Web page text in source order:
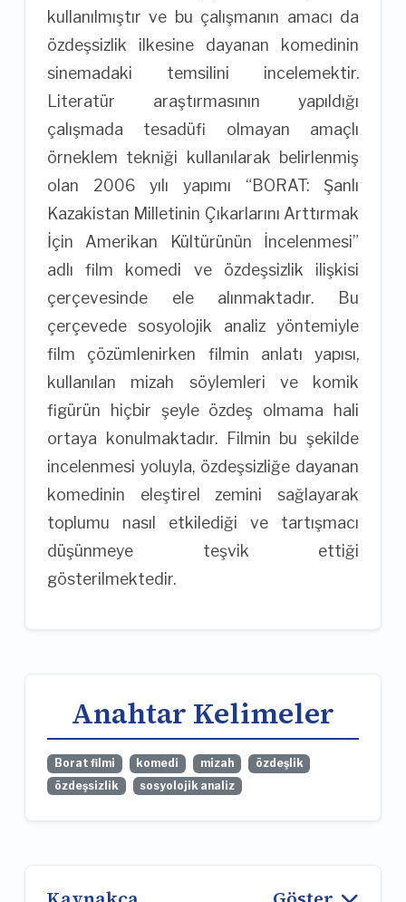
kullanılmıştır ve bu çalışmanın amacı da
özdeşsizlik ilkesine dayanan komedinin
sinemadaki temsilini incelemektir.
Literatür araştırmasının yapıldığı
çalışmada tesadüfi olmayan amaçlı
örneklem tekniği kullanılarak belirlenmiş
olan 2006 yılı yapımı “BORAT: Şanlı
Kazakistan Milletinin Çıkarlarını Arttırmak
İçin Amerikan Kültürünün İncelenmesi”
adlı film komedi ve özdeşsizlik ilişkisi
çerçevesinde ele alınmaktadır. Bu
çerçevede sosyolojik analiz yöntemiyle
film çözümlenirken filmin anlatı yapısı,
kullanılan mizah söylemleri ve komik
figürün hiçbir şeyle özdeş olmama hali
ortaya konulmaktadır. Filmin bu şekilde
incelenmesi yoluyla, özdeşsizliğe dayanan
komedinin eleştirel zemini sağlayarak
toplumu nasıl etkilediği ve tartışmacı
düşünmeye teşvik ettiği
gösterilmektedir.
Anahtar Kelimeler
Borat filmi komedi mizah
özdeşlik
özdeşsizlik
sosyolojik analiz